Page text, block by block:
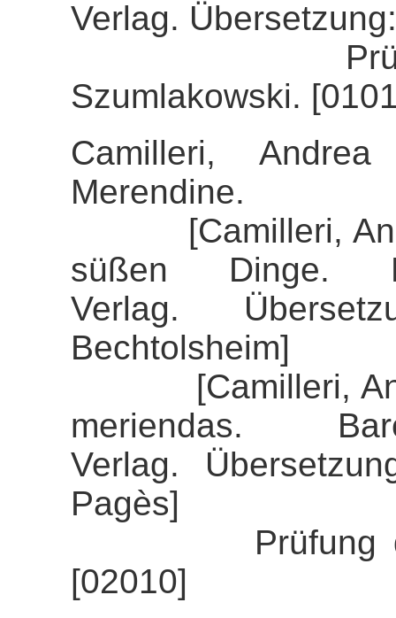
Verlag.
Prüfung
Szumlakowski.
Camilleri,
Merendine.
[Camilleri,
süßen Dinge.
Verlag.
Bechtolsheim]
[Camilleri,
meriendas.
Verlag.
Pagès]
Prüfung der
[02010]